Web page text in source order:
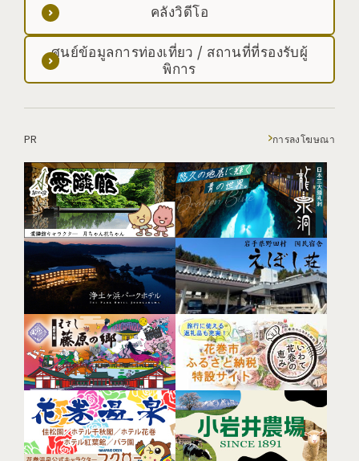
คลังวิดีโอ
ศูนย์ข้อมูลการท่องเที่ยว / สถานที่ที่รองรับผู้
พิการ
PR การลงโฆษณา